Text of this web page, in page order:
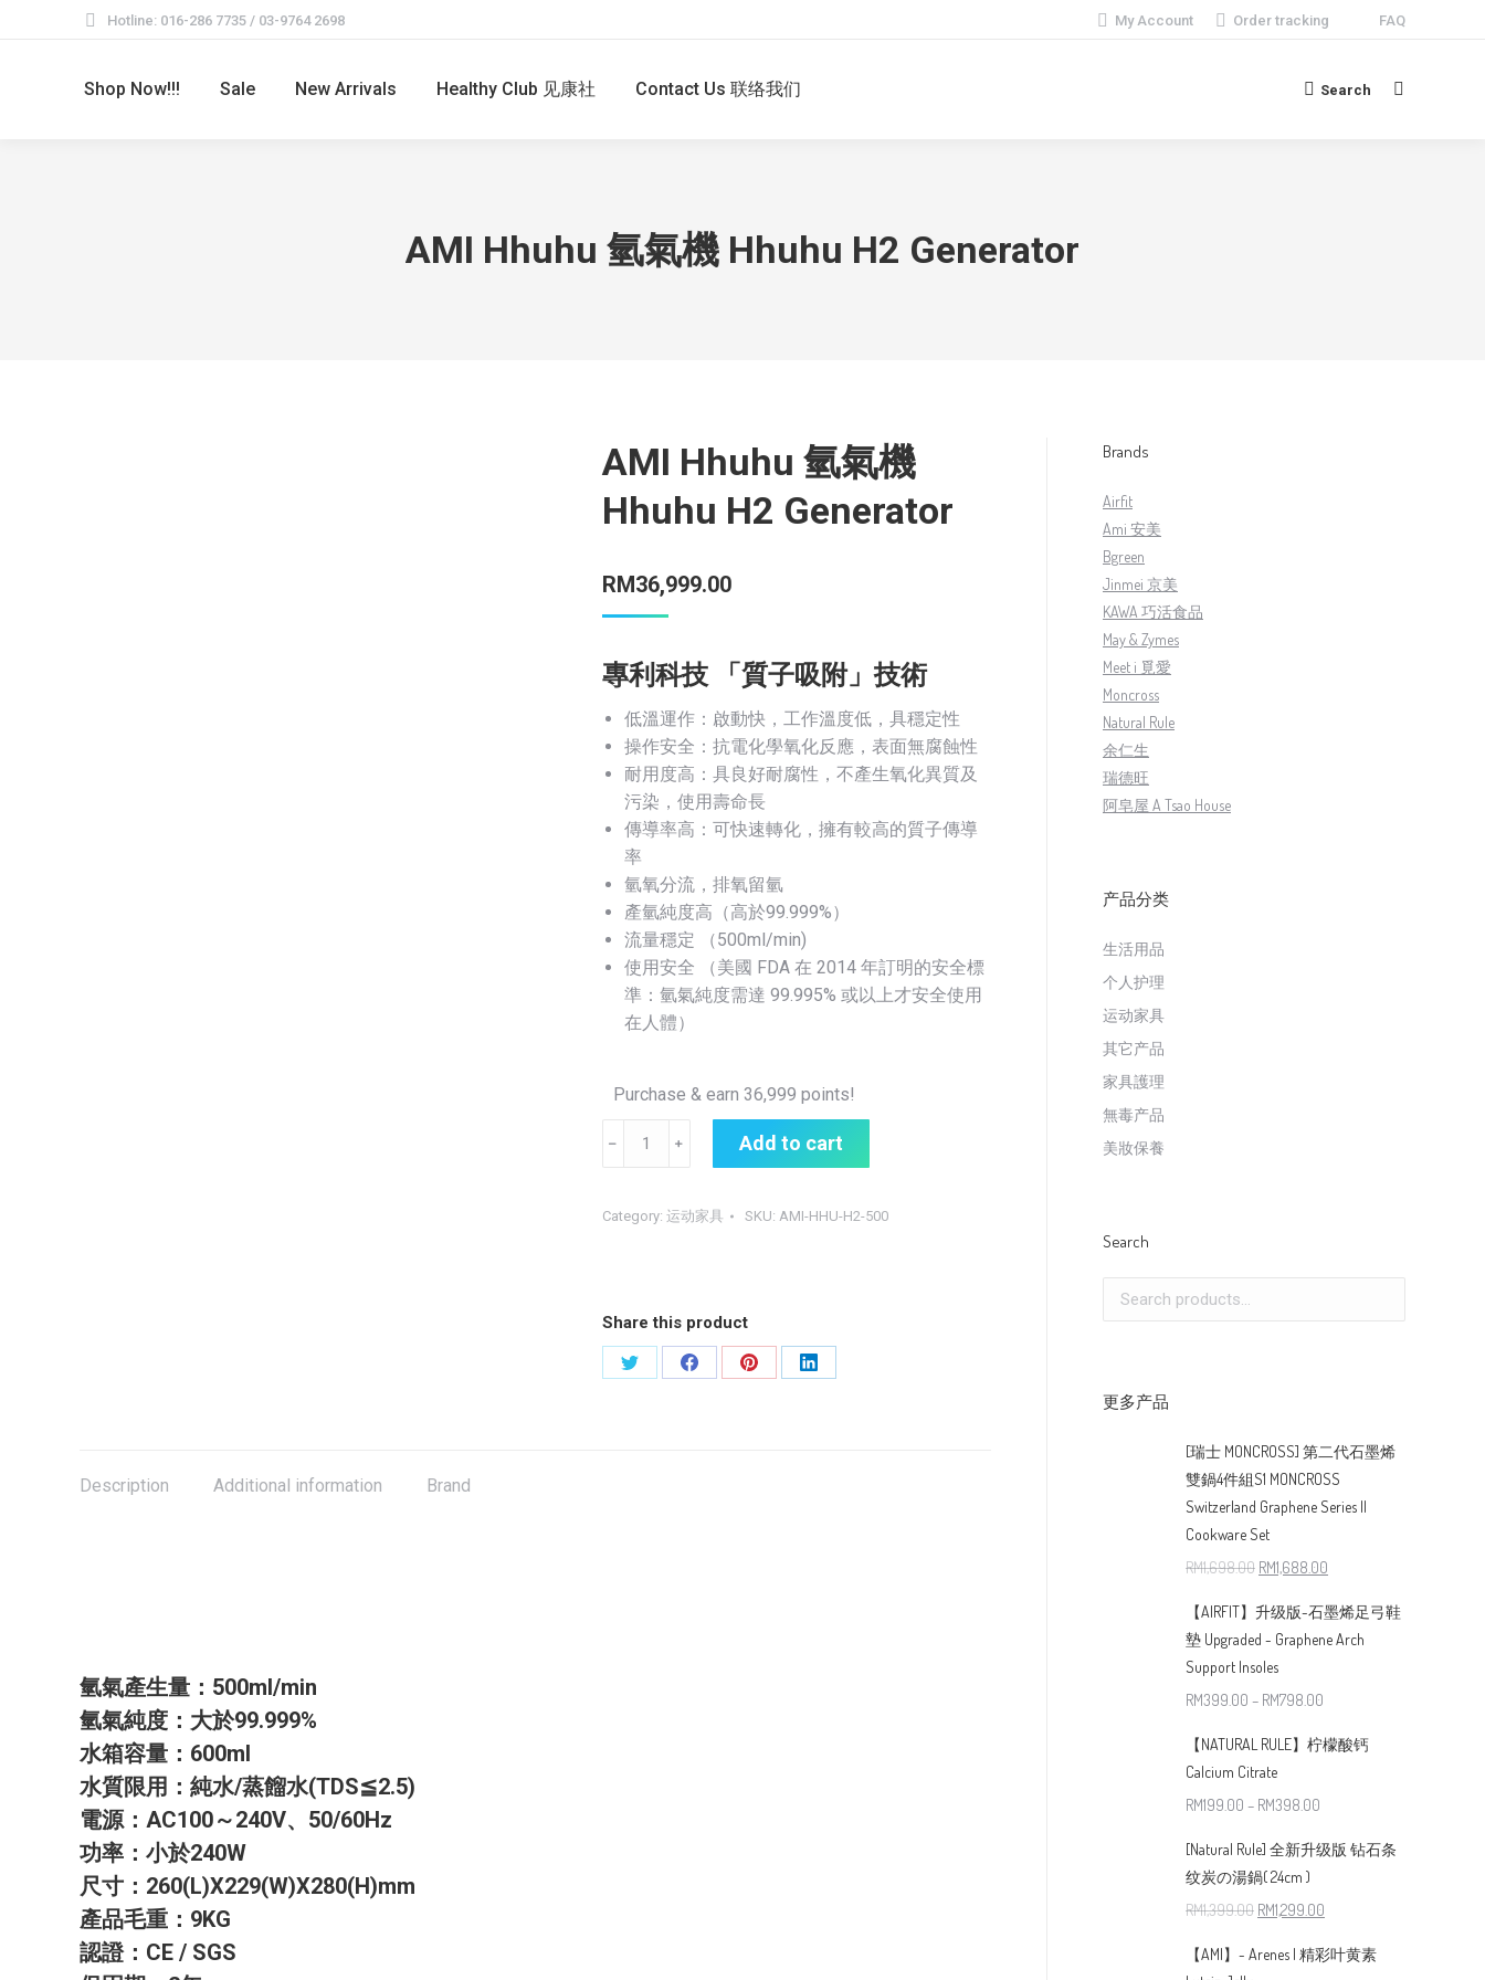
Hotline: 016-286 7735 / 03-9764 2698 My Account Order tracking FAQ
Shop Now!!! Sale New Arrivals Healthy Club 见康社 Contact Us 联络我们 Search:
Search
AMI Hhuhu 氫氣機 Hhuhu H2 Generator
AMI Hhuhu 氫氣機
Hhuhu H2 Generator
RM36,999.00
專利科技 「質子吸附」技術
低溫運作：啟動快，工作溫度低，具穩定性
操作安全：抗電化學氧化反應，表面無腐蝕性
耐用度高：具良好耐腐性，不產生氧化異質及
污染，使用壽命長
傳導率高：可快速轉化，擁有較高的質子傳導
率
氫氧分流，排氧留氫
產氫純度高（高於99.999%）
流量穩定 （500ml/min)
使用安全 （美國 FDA 在 2014 年訂明的安全標
準：氫氣純度需達 99.995% 或以上才安全使用
在人體）
Purchase & earn 36,999 points!
氣
Generator
quantity
Add to cart
Category: 运动家具 SKU: AMI-HHU-H2-500
Share this product
Share
Share
Share
Share
Description Additional information Brand
氫氣產生量：500ml/min
氫氣純度：大於99.999%
水箱容量：600ml
水質限用：純水/蒸餾水(TDS≦2.5)
電源：AC100～240V、50/60Hz
功率：小於240W
尺寸：260(L)X229(W)X280(H)mm
產品毛重：9KG
認證：CE / SGS
Brands
Airfit
Ami 安美
Bgreen
Jinmei 京美
KAWA 巧活食品
May & Zymes
Meet i 覓愛
Moncross
Natural Rule
余仁生
瑞德旺
阿皂屋 A Tsao House
产品分类
生活用品
个人护理
运动家具
其它产品
家具護理
無毒产品
美妝保養
Search
更多产品
[瑞士 MONCROSS] 第二代石墨烯
雙鍋4件組S1 MONCROSS
Switzerland Graphene Series II
Cookware Set
RM1,698.00 RM1,688.00
【AIRFIT】升级版-石墨烯足弓鞋
墊 Upgraded - Graphene Arch
Support Insoles
RM399.00 – RM798.00
【NATURAL RULE】柠檬酸钙
Calcium Citrate
RM199.00 – RM398.00
[Natural Rule] 全新升级版 钻石条
纹炭の湯鍋( 24cm )
RM1,399.00 RM1,299.00
【AMI】- Arenes | 精彩叶黄素